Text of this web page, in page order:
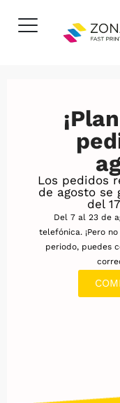
Los pedidos
de agosto se
del
Del 7 al 23 de
telefónica. ¡Pero
periodo, puedes